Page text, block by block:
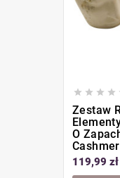
   
Zestaw
O
119,99 zł